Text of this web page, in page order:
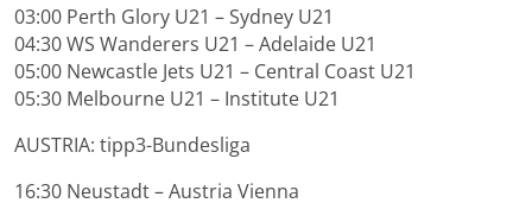
03:00 Perth Glory U21 – Sydney U21
04:30 WS Wanderers U21 – Adelaide U21
05:00 Newcastle Jets U21 – Central Coast U21
05:30 Melbourne U21 – Institute U21
AUSTRIA: tipp3-Bundesliga
16:30 Neustadt – Austria Vienna